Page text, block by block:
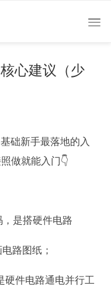
心建议（少
础新手最落地的入
做就能入门👇
是搭硬件电路
路图纸；
硬件电路通电并行工